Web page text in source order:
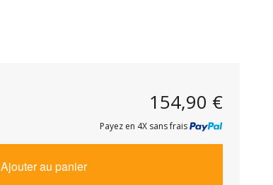
154,90 €
Payez en 4X sans frais
Ajouter au panier